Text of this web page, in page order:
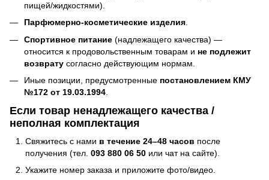
пищей/жидкостями).
Парфюмерно-косметические изделия.
Спортивное питание (надлежащего качества) —
относится к продовольственным товарам и не подлежит
возврату согласно действующим нормам.
Иные позиции, предусмотренные постановлением КМУ
№172 от 19.03.1994.
Если товар ненадлежащего качества /
неполная комплектация
Свяжитесь с нами в течение 24–48 часов после
получения (тел. 093 880 06 50 или чат на сайте).
Укажите номер заказа и приложите фото/видео.